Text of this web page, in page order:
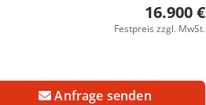
16.900 €
Festpreis zzgl. MwSt.
Anfrage senden